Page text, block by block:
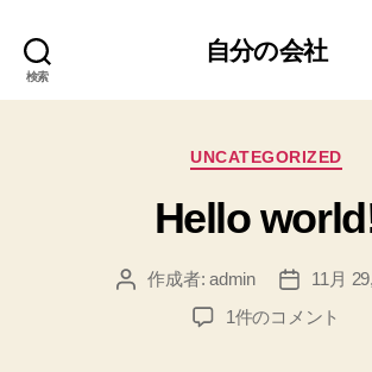
検索
自分の会社
カ
ゴ
リ
UNCATEGORIZED
Hello
投
作成者:admin
投
稿
11月
Hello
1件のコメント